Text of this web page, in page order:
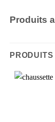
Produits